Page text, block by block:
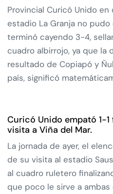
Provincial Curicó Unido
estadio La Granja no
terminó cayendo 3-4,
cuadro albirrojo, ya que la
resultado de Copiapó y
país, significó
Curicó Unido empató 1-
visita a Viña del Mar.
La jornada de ayer, el
de su visita al estadio
al cuadro ruletero
que poco le sirve a